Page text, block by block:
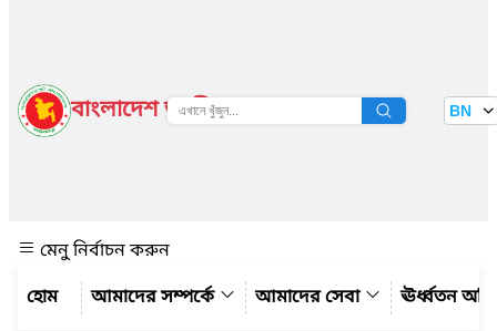
বাংলাদেশ জাতীয় তথ্য বাতায়ন BN
মেনু নির্বাচন করুন
আমাদের সম্পর্কে
আমাদের সেবা ঊর্ধ্বতন